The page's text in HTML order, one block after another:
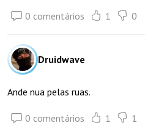
0 comentários 1 0
Druidwave
Ande nua pelas ruas.
0 comentários 1 1